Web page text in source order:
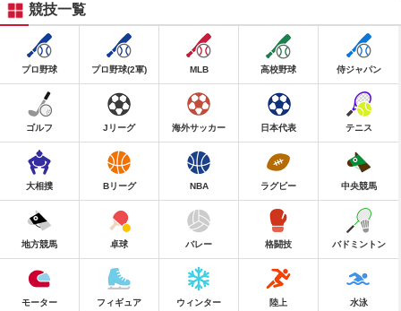
競技一覧
プロ野球 プロ野球(2軍) MLB 高校野球 侍ジャパン
ゴルフ Jリーグ 海外サッカー 日本代表 テニス
大相撲 Bリーグ NBA ラグビー 中央競馬
地方競馬 卓球 バレー 格闘技 バドミントン
モーター フィギュア ウィンター 陸上 水泳